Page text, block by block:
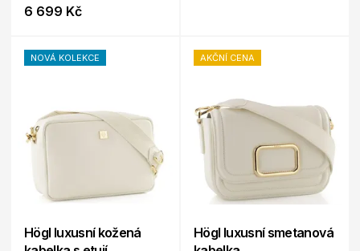
6 699 Kč
NOVÁ KOLEKCE
Högl luxusní kožená
AKČNÍ CENA
Högl luxusní smetanová